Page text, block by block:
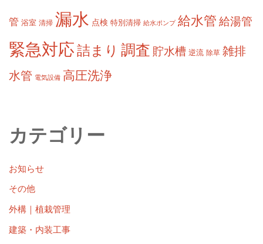
管 浴室 清掃 漏水 点検 特別清掃 給水ポンプ 給水管 給湯管
緊急対応詰まり 調査 貯水槽 逆流 除草 雑排
水管 電気設備 高圧洗浄
カテゴリー
お知らせ
その他
外構｜植栽管理
建築・内装工事